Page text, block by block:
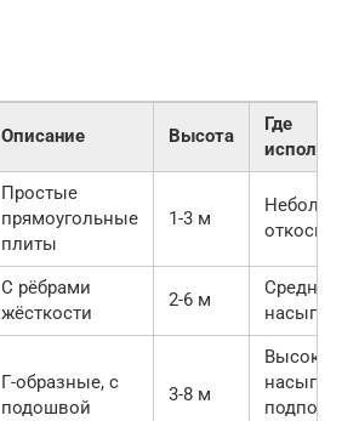
Описание Высота
Где
Простые
прямоугольные
плиты
1-3 м
откосы
С рёбрами
жёсткости
2-6 м
Средние
насыпи
Г-образные, с
подошвой
3-8 м
Высокие
насыпи,